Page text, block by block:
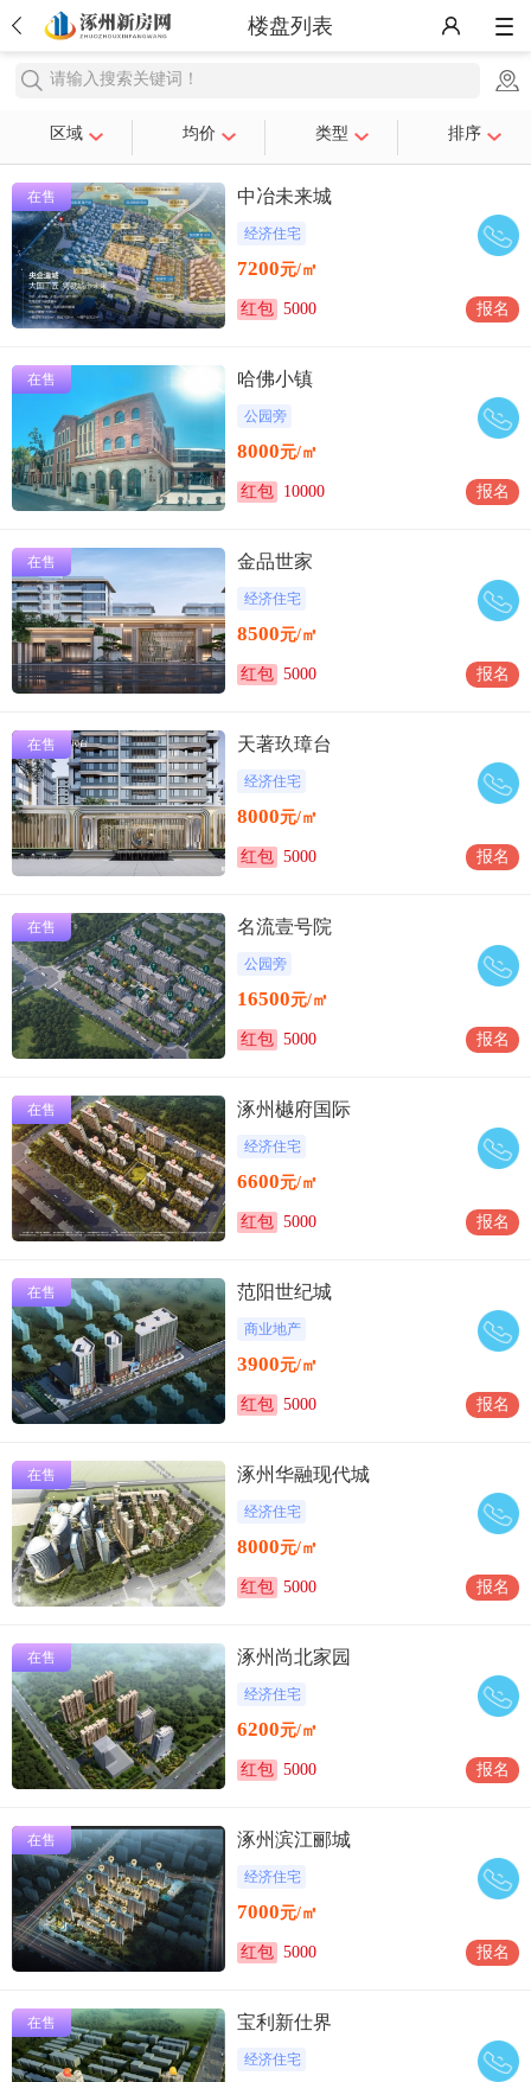
楼盘列表
请输入搜索关键词！
区域 均价 类型 排序
在售 中冶未来城
经济住宅
7200元/㎡
红包 5000 报名
在售 哈佛小镇
公园旁
8000元/㎡
红包 10000 报名
在售 金品世家
经济住宅
8500元/㎡
红包 5000 报名
在售 天著玖璋台
经济住宅
8000元/㎡
红包 5000 报名
在售 名流壹号院
公园旁
16500元/㎡
红包 5000 报名
在售 涿州樾府国际
经济住宅
6600元/㎡
红包 5000 报名
在售 范阳世纪城
商业地产
3900元/㎡
红包 5000 报名
在售 涿州华融现代城
经济住宅
8000元/㎡
红包 5000 报名
在售 涿州尚北家园
经济住宅
6200元/㎡
红包 5000 报名
在售 涿州滨江郦城
经济住宅
7000元/㎡
红包 5000 报名
在售 宝利新仕界
经济住宅